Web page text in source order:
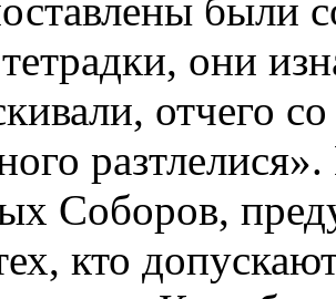
были
они
отчего
Соборов,
кто